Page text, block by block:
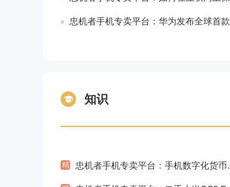
忠机者手机专卖平台：华为发布全球首款智能物业管理系统
知识
精 忠机者手机专卖平台：手机数字化货币应用陆续推出